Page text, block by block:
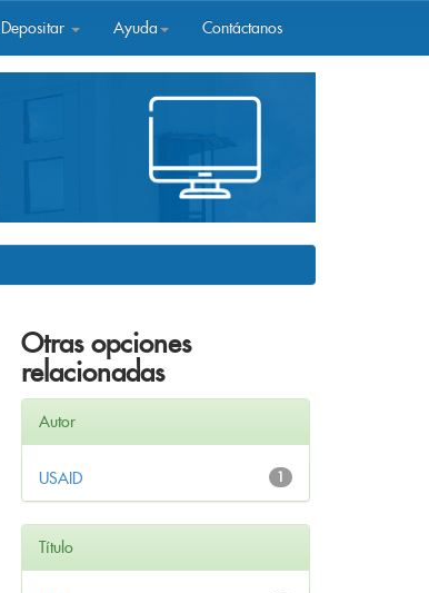
Depositar Ayuda Contáctanos
Otras opciones
relacionadas
Autor
1
USAID
Título